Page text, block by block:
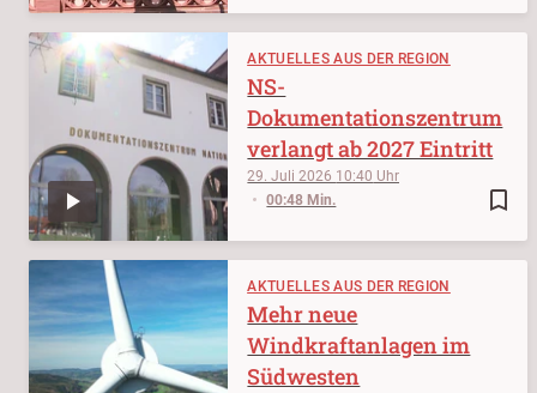
AKTUELLES AUS DER REGION
bookmark_border
29. Juli 2026 10:40
00:48 Min.
NS-
Dokumentationszentrum
verlangt ab 2027 Eintritt
AKTUELLES AUS DER REGION
Mehr neue
Windkraftanlagen im
Südwesten